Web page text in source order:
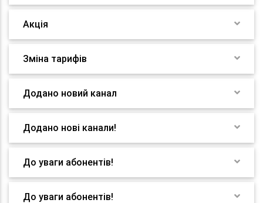
Акція
Зміна тарифів
Додано новий канал
Додано нові канали!
До уваги абонентів!
До уваги абонентів!